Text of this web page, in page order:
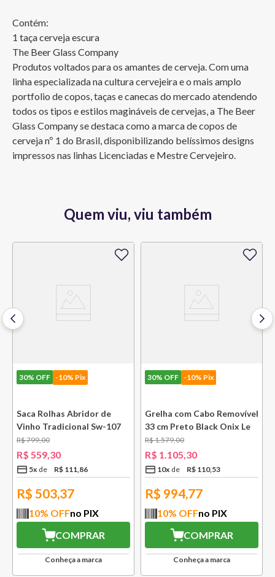
Contém:
1 taça cerveja escura
The Beer Glass Company
Produtos voltados para os amantes de cerveja. Com uma
linha especializada na cultura cervejeira e o mais amplo
portfolio de copos, taças e canecas do mercado atendendo
todos os tipos e estilos magináveis de cervejas, a The Beer
Glass Company se destaca como a marca de copos de
cerveja nº 1 do Brasil, disponibilizando belíssimos designs
impressos nas linhas Licenciadas e Mestre Cervejeiro.
Quem viu, viu também
30% OFF -10% Pix
Saca Rolhas Abridor de
Vinho Tradicional Sw-107
Ply Le Creuset
R$799,00
R$ 559,30
5x R$ 111,86
R$ 503,37
10% OFFno PIX
COMPRAR
Conheça a marca
30% OFF -10% Pix
Grelha com Cabo Removível
33 cm Preto Black Onix Le
Creuset
R$1.579,00
R$ 1.105,30
10x R$ 110,53
R$ 994,77
10% OFFno PIX
COMPRAR
Conheça a marca